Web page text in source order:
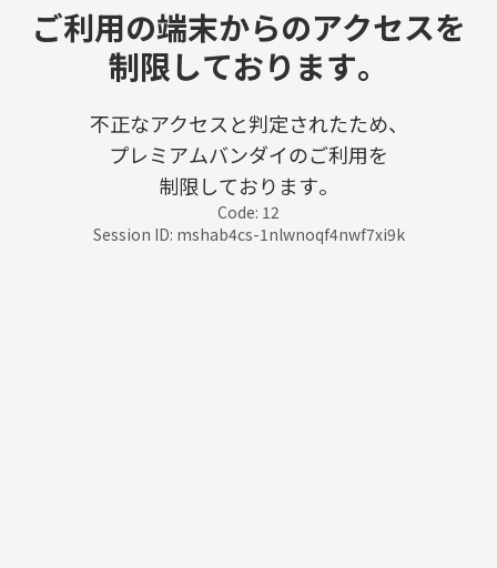
ご利用の端末からのアクセスを
制限しております。
不正なアクセスと判定されたため、
プレミアムバンダイのご利用を
制限しております。
Code: 12
Session ID: mshab4cs-1nlwnoqf4nwf7xi9k